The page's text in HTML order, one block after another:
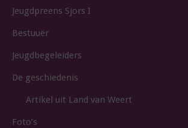
Jeugdpreens Sjors I
Bestuuër
Jeugdbegeleiders
De geschiedenis
Artikel uit Land van Weert
Foto’s